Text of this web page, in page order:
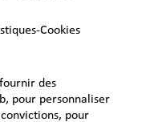
personnelles
Cookies
des
pour personnaliser
pour